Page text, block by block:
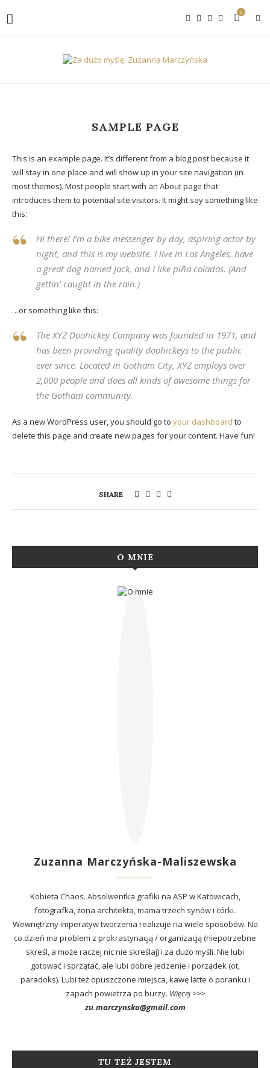
0
SAMPLE PAGE
This is an example page. It’s different from a blog post because it
will stay in one place and will show up in your site navigation (in
most themes). Most people start with an About page that
introduces them to potential site visitors. It might say something like
this:
Hi there! I’m a bike messenger by day, aspiring actor by
night, and this is my website. I live in Los Angeles, have
a great dog named Jack, and I like piña coladas. (And
gettin’ caught in the rain.)
…or something like this:
The XYZ Doohickey Company was founded in 1971, and
has been providing quality doohickeys to the public
ever since. Located in Gotham City, XYZ employs over
2,000 people and does all kinds of awesome things for
the Gotham community.
As a new WordPress user, you should go to your dashboard to
delete this page and create new pages for your content. Have fun!
SHARE
O MNIE
Zuzanna Marczyńska-Maliszewska
Kobieta Chaos. Absolwentka grafiki na ASP w Katowicach,
fotografka, żona architekta, mama trzech synów i córki.
Wewnętrzny imperatyw tworzenia realizuje na wiele sposobów. Na
co dzień ma problem z prokrastynacją / organizacją (niepotrzebne
skreśl, a może raczej nic nie skreślaj) i za dużo myśli. Nie lubi
gotować i sprzątać, ale lubi dobre jedzenie i porządek (ot,
paradoks). Lubi też opuszczone miejsca, kawę latte o poranku i
zapach powietrza po burzy. Więcej >>>
zu.marczynska@gmail.com
TU TEŻ JESTEM